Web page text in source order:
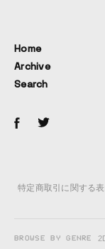
Home
Archive
Search
特定商取引に関する
BROWSE BY GENRE